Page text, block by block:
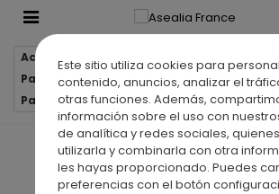
Este sitio utiliza cookies para
contenido, anuncios, analizar el
otras funciones. Además,
información sobre el uso con
de analítica y redes sociales,
utilizarla y combinarla con otra
les hayas proporcionado. Puedes
preferencias con el botón
Accueil
Parois de douche 2 verres fixes + 2 portes
Paroi de douche 2 VF + 2 PC BASIC SPAZIO